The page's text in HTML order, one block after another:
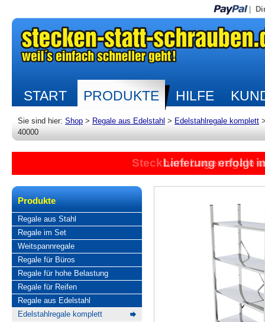
START PRODUKTE HILFE
Sie sind hier: Shop > Regale aus Edelstahl > Edelstahlregale komplett
40000
Steckbare Lagerregale
Lieferung erfolgt
Produkte
Regale aus Stahl
Regale im Set
Weitspannregale
Regale für Büros
Regale für hohe Belastung
Regale für Reifen
Regale aus Edelstahl
Edelstahlregale komplett